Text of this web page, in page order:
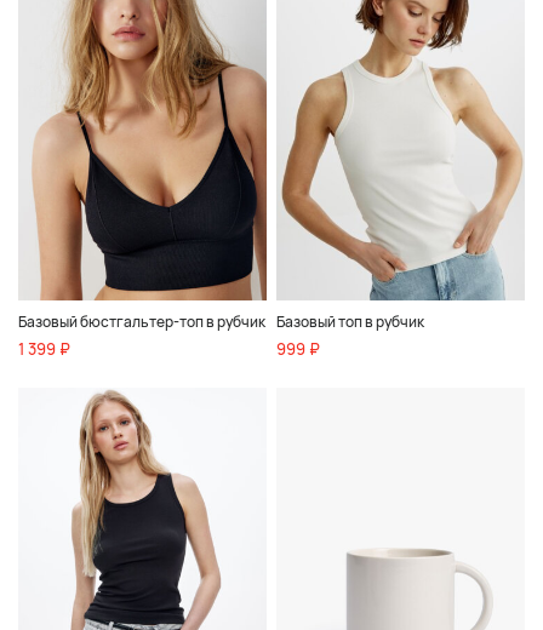
Базовый бюстгальтер-топ в рубчик
1 399 ₽
Базовый топ в рубчик
999 ₽